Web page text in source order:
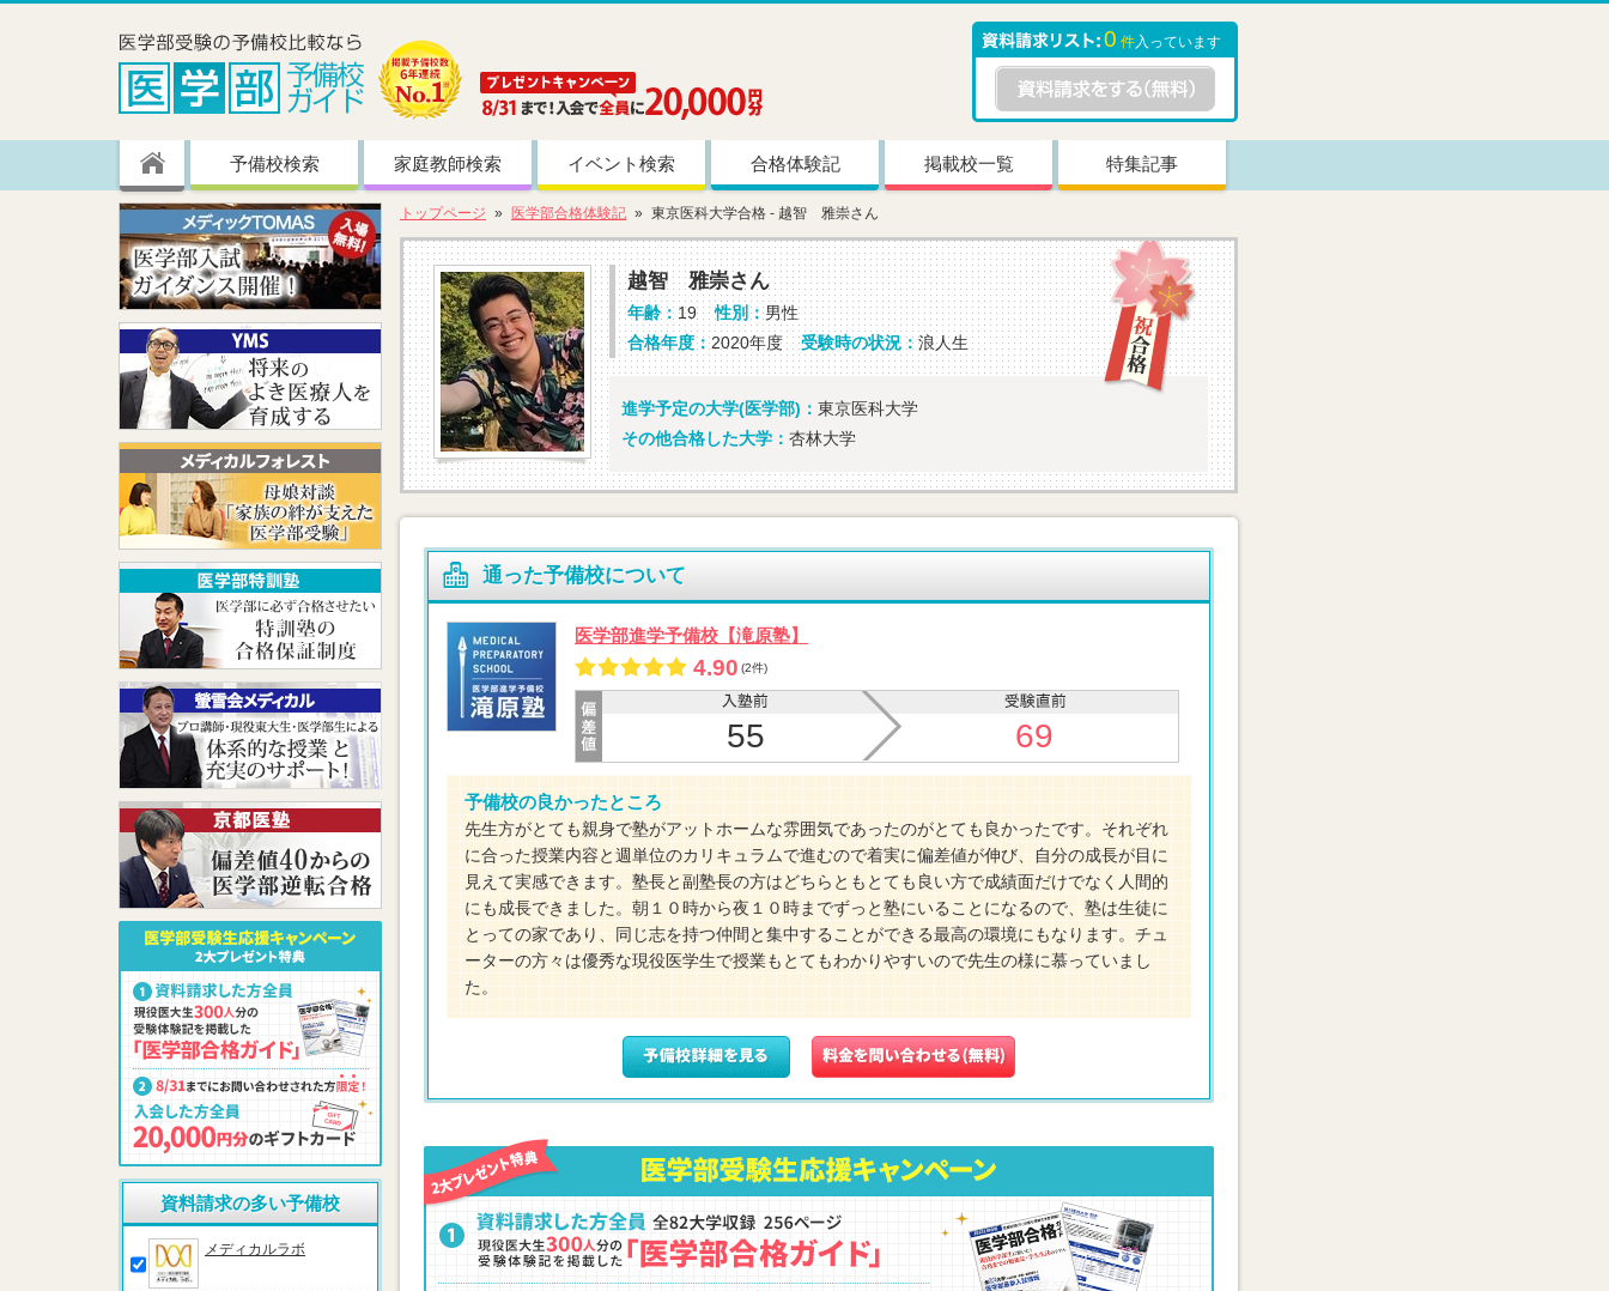
0 件入っています
予備校検索 家庭教師検索 イベント検索 合格体験記 掲載校一覧 特集記事
トップページ 医学部合格体験記 東京医科大学合格 - 越智 雅崇さん
越智 雅崇さん
年齢： 19 性別：男性
合格年度：2020年度 受験時の状況： 浪人生
進学予定の大学(医学部)： 東京医科大学
その他合格した大学： 杏林大学
通った予備校について
医学部進学予備校【滝原塾】
4.90 (2件)
55 69
予備校の良かったところ
先生方がとても親身で塾がアットホームな雰囲気であったのがとても良かったです。それぞれ
に合った授業内容と週単位のカリキュラムで進むので着実に偏差値が伸び、自分の成長が目に
見えて実感できます。塾長と副塾長の方はどちらともとても良い方で成績面だけでなく人間的
にも成長できました。朝１０時から夜１０時までずっと塾にいることになるので、塾は生徒に
とっての家であり、同じ志を持つ仲間と集中することができる最高の環境にもなります。チュ
ーターの方々は優秀な現役医学生で授業もとてもわかりやすいので先生の様に慕っていまし
た。
資料請求の多い予備校
メディカルラボ